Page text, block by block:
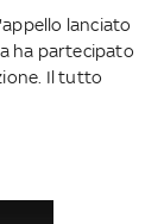
lanciato
ha partecipato
Il tutto